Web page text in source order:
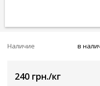
Наличие в
240 грн./кг